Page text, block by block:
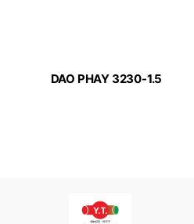
DAO PHAY 3230-1.5